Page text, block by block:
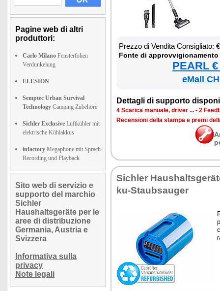
Pagine web di altri
produttori:
Carlo Milano Fensterfolien
Verdunkelung
ELESION
Semptec Urban Survival
Technology Camping Zubehöre
Sichler Exclusive Luftkühler mit
elektrische Kühlakkus
infactory Megaphone mit Sprach-
Recording und Playback
Sito web di servizio e
supporto del marchio
Sichler
Haushaltsgeräte per le
aree di distribuzione
Germania, Austria e
Svizzera
Informativa sulla
privacy
Note legali
Prez­zo di Ven­di­ta Con­si­glia­to:
Fon­te di
PEARL
eMall
Det­ta­gli di sup­por­to
4 Sca­ri­ca ma­nua­le, dri­ver ... • 2
Re­cen­sio­ni del­la stam­pa e pre­mi
Si­chler
ku-Staub­sau­ger